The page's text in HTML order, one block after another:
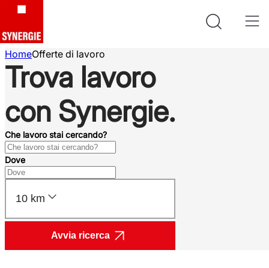
HomeOfferte di lavoro
Trova lavoro
con Synergie.
Che lavoro stai cercando?
Dove
10 km
Avvia ricerca